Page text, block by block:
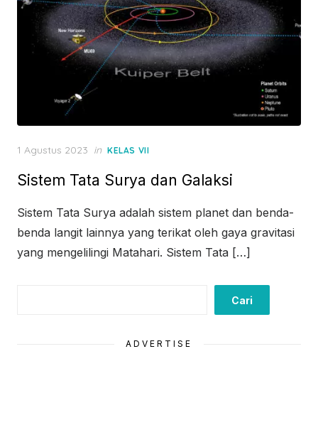
Posted
1 Agustus 2023 in KELAS VII
Sistem Tata Surya dan Galaksi
Sistem Tata Surya adalah sistem planet dan benda-
benda langit lainnya yang terikat oleh gaya gravitasi
yang mengelilingi Matahari. Sistem Tata […]
Cari
ADVERTISE